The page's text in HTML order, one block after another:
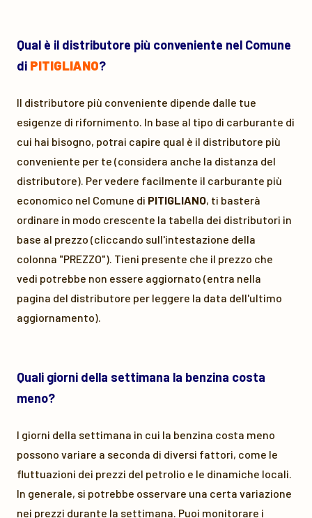
Qual è il distributore più conveniente nel Comune
di PITIGLIANO?
Il distributore più conveniente dipende dalle tue
esigenze di rifornimento. In base al tipo di carburante di
cui hai bisogno, potrai capire qual è il distributore più
conveniente per te (considera anche la distanza del
distributore). Per vedere facilmente il carburante più
economico nel Comune di PITIGLIANO, ti basterà
ordinare in modo crescente la tabella dei distributori in
base al prezzo (cliccando sull'intestazione della
colonna "PREZZO"). Tieni presente che il prezzo che
vedi potrebbe non essere aggiornato (entra nella
pagina del distributore per leggere la data dell'ultimo
aggiornamento).
Quali giorni della settimana la benzina costa
meno?
I giorni della settimana in cui la benzina costa meno
possono variare a seconda di diversi fattori, come le
fluttuazioni dei prezzi del petrolio e le dinamiche locali.
In generale, si potrebbe osservare una certa variazione
nei prezzi durante la settimana. Puoi monitorare i